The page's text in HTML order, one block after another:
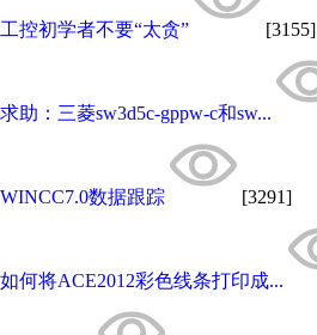
工控初学者不要“太贪” [3155]
求助：三菱sw3d5c-gppw-c和sw...
WINCC7.0数据跟踪 [3291]
如何将ACE2012彩色线条打印成...